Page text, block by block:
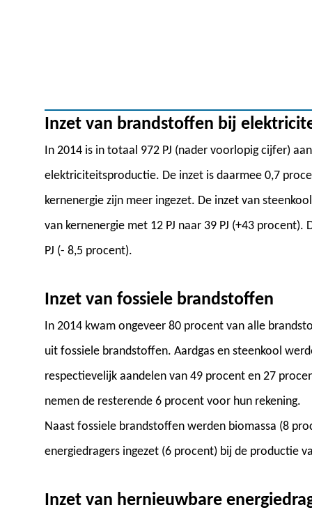
Inzet van brandstoffen bij
In 2014 is in totaal 972 PJ (nader voorlopig cijfer)
elektriciteitsproductie. De inzet is daarmee 0,7
kernenergie zijn meer ingezet. De inzet van
van kernenergie met 12 PJ naar 39 PJ (+43 procent).
PJ (- 8,5 procent).
Inzet van fossiele brandstoffen
In 2014 kwam ongeveer 80 procent van alle
uit fossiele brandstoffen. Aardgas en steenkool
respectievelijk aandelen van 49 procent en 27
nemen de resterende 6 procent voor hun rekening.
Naast fossiele brandstoffen werden biomassa (8
energiedragers ingezet (6 procent) bij de productie
Inzet van hernieuwbare